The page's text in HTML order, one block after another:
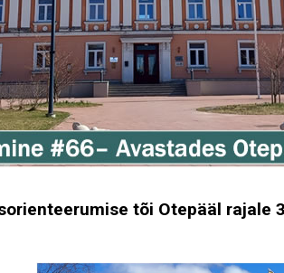
tõi Otepääl rajale